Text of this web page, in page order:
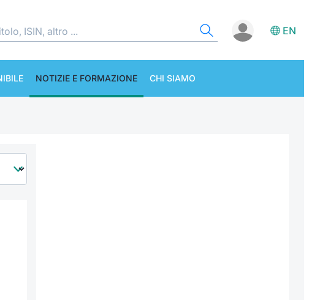
EN
NOTIZIE E FORMAZIONE CHI SIAMO